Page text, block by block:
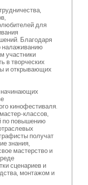
для
Благодаря
налаживанию
участники
в творческих
и открывающих
начинающих
кинофестиваля.
классов,
по повышению
получат
знания,
мастерство и
сценариев и
монтажом и